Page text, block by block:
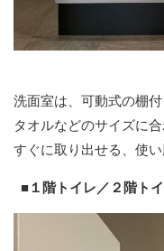
洗面室は、可動式の棚
タオルなどのサイズに
すぐに取り出せる、使
■１階トイレ／２階ト